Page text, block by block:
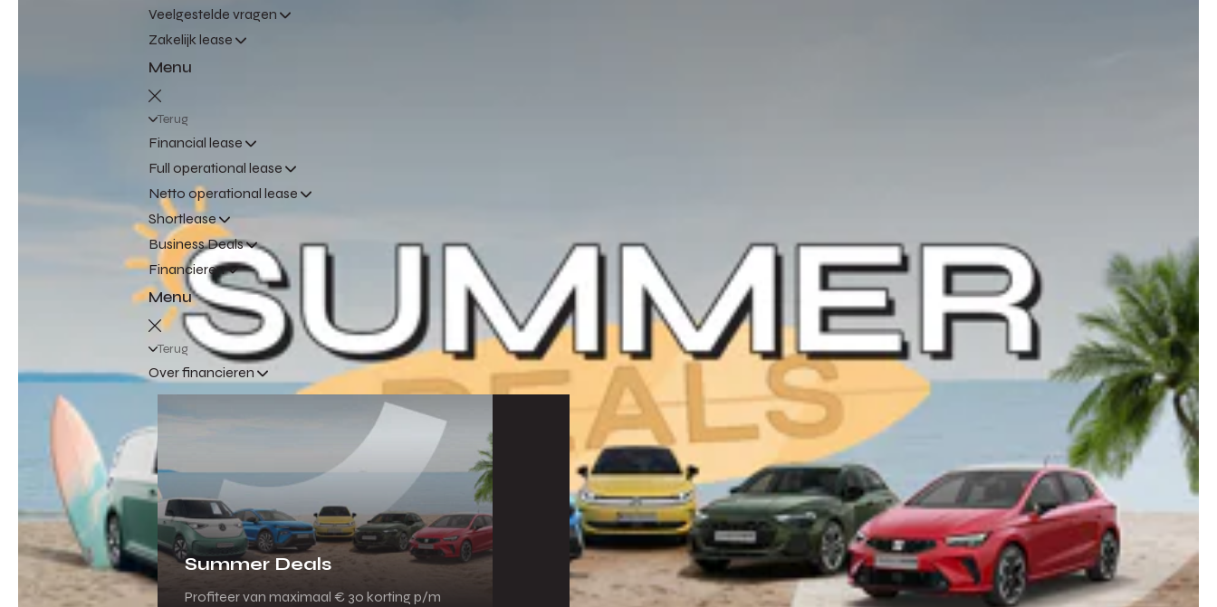
Veelgestelde vragen
Zakelijk lease
Menu
Terug
Financial lease
Full operational lease
Netto operational lease
Shortlease
Business Deals
Financieren
Menu
Terug
Over financieren
Summer Deals
Profiteer van maximaal € 30 korting p/m